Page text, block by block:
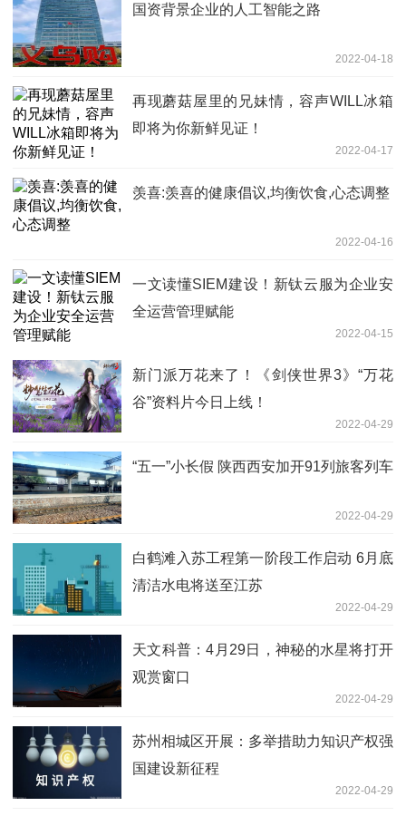
国资背景企业的人工智能之路
2022-04-18
再现蘑菇屋里的兄妹情，容声WILL冰箱
即将为你新鲜见证！
2022-04-17
羡喜:羡喜的健康倡议,均衡饮食,心态调整
2022-04-16
一文读懂SIEM建设！新钛云服为企业安
全运营管理赋能
2022-04-15
新门派万花来了！《剑侠世界3》“万花
谷”资料片今日上线！
2022-04-29
“五一”小长假 陕西西安加开91列旅客列车
2022-04-29
白鹤滩入苏工程第一阶段工作启动 6月底
清洁水电将送至江苏
2022-04-29
天文科普：4月29日，神秘的水星将打开
观赏窗口
2022-04-29
苏州相城区开展：多举措助力知识产权强
国建设新征程
2022-04-29